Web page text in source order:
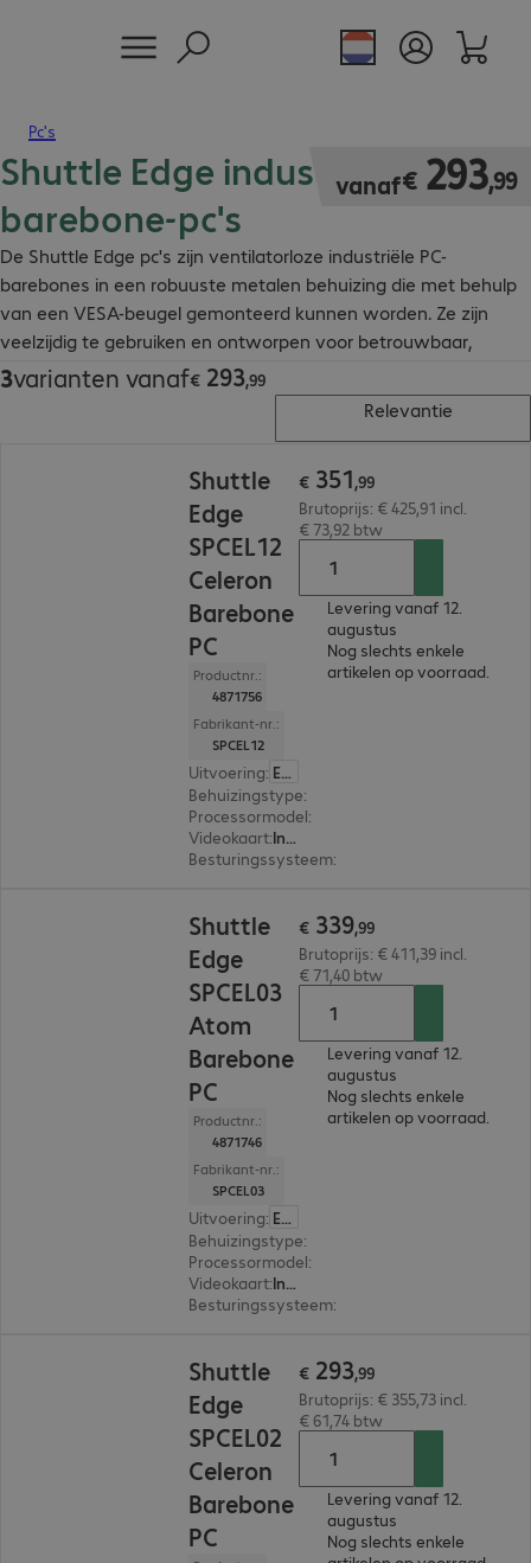
Pc's
Shuttle Edge industriële
barebone-pc's
De Shuttle Edge pc's zijn ventilatorloze industriële PC-
barebones in een robuuste metalen behuizing die met behulp
van een VESA-beugel gemonteerd kunnen worden. Ze zijn
veelzijdig te gebruiken en ontworpen voor betrouwbaar,
onderhoudsvrij langdurig gebruik tot 40 °C
vanaf€ 293,99
€ 293,99
3varianten vanaf€ 293,99
€ 293,99
Relevantie
Shuttle
Edge
SPCEL12
Celeron
Barebone
PC
Productnr.:
4871756
Fabrikant-nr.:
SPCEL12
Uitvoering: Europa
Behuizingstype:
Processormodel:
Videokaart:
Intel UHD Graphics
Besturingssysteem:
€ 351,99
Brutoprijs: € 425,91 incl.
€ 73,92 btw
Levering vanaf 12.
augustus
Nog slechts enkele
artikelen op voorraad.
Shuttle
Edge
SPCEL03
Atom
Barebone
PC
Productnr.:
4871746
Fabrikant-nr.:
SPCEL03
Uitvoering: Europa
Behuizingstype:
Processormodel:
Videokaart:
Intel UHD Graphics
Besturingssysteem:
€ 339,99
Brutoprijs: € 411,39 incl.
€ 71,40 btw
Levering vanaf 12.
augustus
Nog slechts enkele
artikelen op voorraad.
Shuttle
Edge
SPCEL02
Celeron
Barebone
PC
€ 293,99
Brutoprijs: € 355,73 incl.
€ 61,74 btw
Levering vanaf 12.
augustus
Nog slechts enkele